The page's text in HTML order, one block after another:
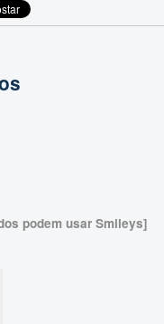
podem usar Smileys]